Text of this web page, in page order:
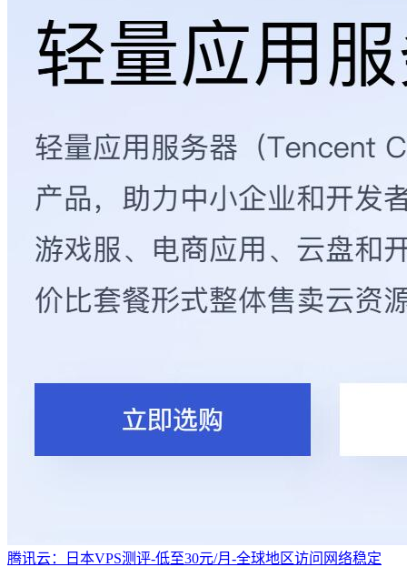
腾讯云：日本VPS测评-低至30元/月-全球地区访问网络稳定